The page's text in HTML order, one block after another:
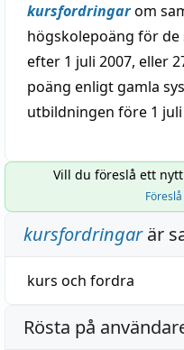
kursfordringarom
högskolepoäng för
efter 1 juli 2007, eller
poäng enligt gamla
utbildningen före 1 juli
Vill du föreslå ett
Föreslå
kursfordringarär
kurs och fordra
Rösta på